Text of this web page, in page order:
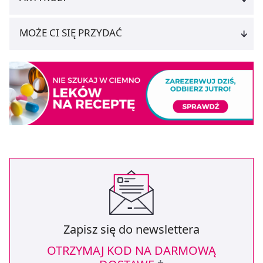
MOŻE CI SIĘ PRZYDAĆ
Zapisz się do newslettera
OTRZYMAJ KOD NA DARMOWĄ